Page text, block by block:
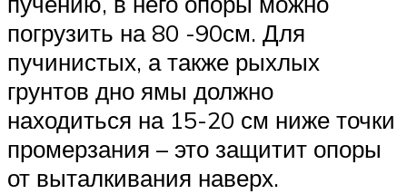
погрузить на 80 -90см. Для
пучинистых, а также рыхлых
грунтов дно ямы должно
находиться на 15-20 см ниже точки
промерзания – это защитит опоры
от выталкивания наверх.